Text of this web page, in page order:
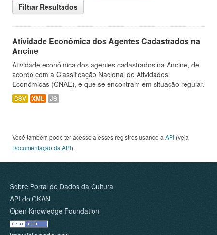
Filtrar Resultados
Atividade Econômica dos Agentes Cadastrados na
Ancine
Atividade econômica dos agentes cadastrados na Ancine, de
acordo com a Classificação Nacional de Atividades
Econômicas (CNAE), e que se encontram em situação regular.
CSV XML JS
Você também pode ter acesso a esses registros usando a API (veja
Documentação da API).
Sobre Portal de Dados da Cultura
API do CKAN
Open Knowledge Foundation